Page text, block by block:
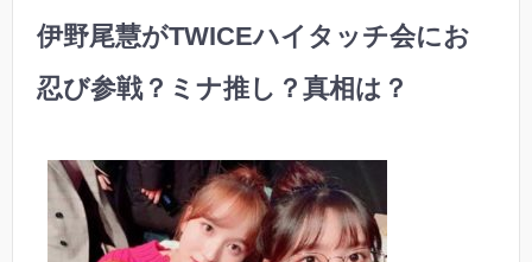
伊野尾慧がTWICEハイタッチ会にお
忍び参戦？ミナ推し？真相は？